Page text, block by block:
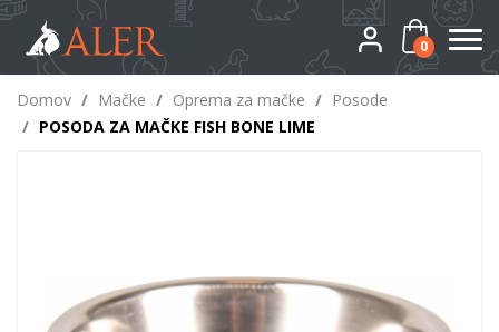
0
Domov / Mačke / Oprema za mačke / Posode
/ POSODA ZA MAČKE FISH BONE LIME